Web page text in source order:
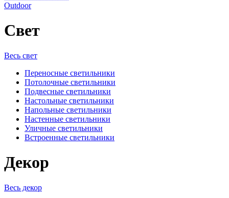
Outdoor
Свет
Весь свет
Переносные светильники
Потолочные светильники
Подвесные светильники
Настольные светильники
Напольные светильники
Настенные светильники
Уличные светильники
Встроенные светильники
Декор
Весь декор